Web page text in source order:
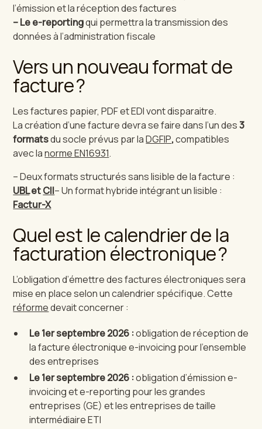
l’émission et la réception des factures
– Le e-reportingqui permettra la transmission des
données à l’administration fiscale
Vers un nouveau format de
facture ?
Les factures papier, PDF et EDI vont disparaitre.
La création d’une facture devra se faire dans l’un des3
formatsdu socle prévus par laDGFIP,compatibles
avec lanorme EN16931.
– Deux formats structurés sans lisible de la facture :
UBLetCII– Un format hybride intégrant un lisible :
Factur-X
Quel est le calendrier de la
facturation électronique ?
L’obligation d’émettre des factures électroniques sera
mise en place selon un calendrier spécifique. Cette
réformedevait concerner :
Le 1er septembre 2026 :obligation de réception de
la facture électronique e-invoicing pour l’ensemble
des entreprises
Le 1er septembre 2026 :obligation d’émission e-
invoicing et e-reporting pour les grandes
entreprises (GE) et les entreprises de taille
intermédiaire ETI